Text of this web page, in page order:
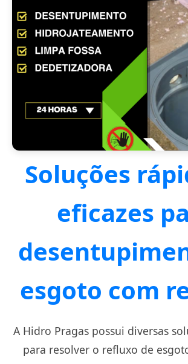
Soluções
eficazes
esgoto com
A Hidro Pragas possui diversas
para resolver o refluxo de